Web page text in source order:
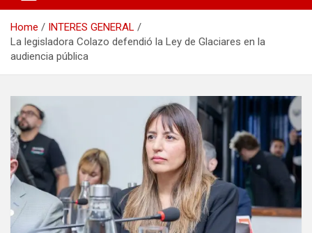
Home
INTERES GENERAL
La legisladora Colazo defendió la Ley de Glaciares en la
audiencia pública